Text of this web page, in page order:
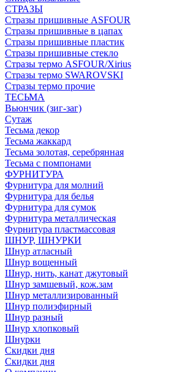
СТРАЗЫ
Стразы пришивные ASFOUR
Стразы пришивные в цапах
Стразы пришивные пластик
Стразы пришивные стекло
Стразы термо ASFOUR/Xirius
Стразы термо SWAROVSKI
Стразы термо прочие
ТЕСЬМА
Вьюнчик (зиг-заг)
Сутаж
Тесьма декор
Тесьма жаккард
Тесьма золотая, серебрянная
Тесьма с помпонами
ФУРНИТУРА
Фурнитура для молний
Фурнитура для белья
Фурнитура для сумок
Фурнитура металлическая
Фурнитура пластмассовая
ШНУР, ШНУРКИ
Шнур атласный
Шнур вощенный
Шнур, нить, канат джутовый
Шнур замшевый, кож.зам
Шнур металлизированный
Шнур полиэфирный
Шнур разный
Шнур хлопковый
Шнурки
Скидки дня
Скидки дня